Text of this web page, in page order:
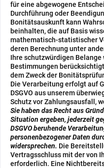
für eine abgewogene
Durchführung oder
Bonitätsauskunft kann
beinhalten, die auf Basis
mathematisch-statistischer
deren Berechnung unter
Ihre schutzwürdigen
Bestimmungen
dem Zweck der
Die Verarbeitung erfolgt auf
DSGVO aus unserem
Schutz vor Zahlungsausfall,
Sie haben das Recht aus
Situation ergeben, jederzeit
DSGVO beruhende
personenbezogener Daten
widersprechen. Die
Vertragsschluss mit der von
erforderlich. Eine